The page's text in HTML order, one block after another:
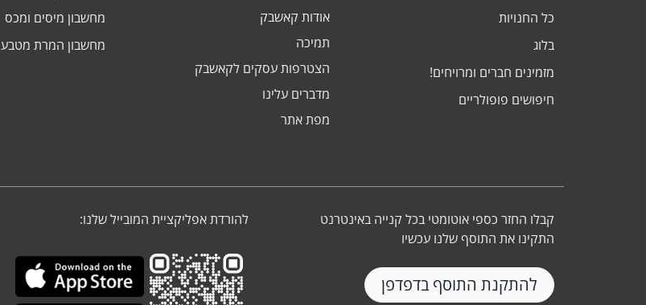
כל החנויות
בלוג
מזמינים חברים ומרויחים!
חיפושים פופולריים
אודות קאשבק
תמיכה
הצטרפות עסקים לקאשבק
מדברים עלינו
מפת אתר
מחשבון מיסים ומכס
מחשבון המרת מטבע
קבלו החזר כספי אוטומטי בכל קנייה באינטרנט
התקינו את התוסף שלנו עכשיו
להתקנת התוסף בדפדפן
להורדת אפליקציית המובייל שלנו: